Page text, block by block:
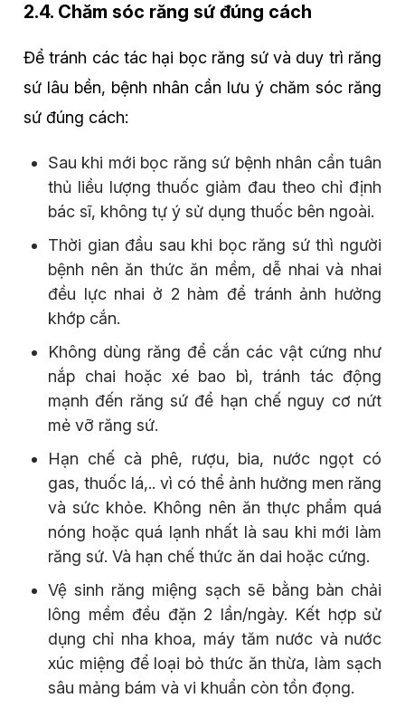
2.4. Chăm sóc răng sứ đúng cách
Để tránh các tác hại bọc răng sứ và duy trì răng
sứ lâu bền, bệnh nhân cần lưu ý chăm sóc răng
sứ đúng cách:
Sau khi mới bọc răng sứ bệnh nhân cần tuân
thủ liều lượng thuốc giảm đau theo chỉ định
bác sĩ, không tự ý sử dụng thuốc bên ngoài.
Thời gian đầu sau khi bọc răng sứ thì người
bệnh nên ăn thức ăn mềm, dễ nhai và nhai
đều lực nhai ở 2 hàm để tránh ảnh hưởng
khớp cắn.
Không dùng răng để cắn các vật cứng như
nắp chai hoặc xé bao bì, tránh tác động
mạnh đến răng sứ để hạn chế nguy cơ nứt
mẻ vỡ răng sứ.
Hạn chế cà phê, rượu, bia, nước ngọt có
gas, thuốc lá,.. vì có thể ảnh hưởng men răng
và sức khỏe. Không nên ăn thực phẩm quá
nóng hoặc quá lạnh nhất là sau khi mới làm
răng sứ. Và hạn chế thức ăn dai hoặc cứng.
Vệ sinh răng miệng sạch sẽ bằng bàn chải
lông mềm đều đặn 2 lần/ngày. Kết hợp sử
dụng chỉ nha khoa, máy tăm nước và nước
xúc miệng để loại bỏ thức ăn thừa, làm sạch
sâu mảng bám và vi khuẩn còn tồn đọng.